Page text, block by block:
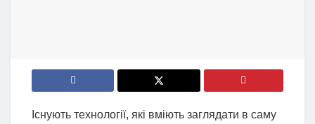
Існують технології, які вміють заглядати в саму